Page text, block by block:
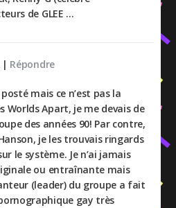
de GLEE …
| Répondre
mais ce n’est pas la
Worlds Apart, je me devais de
des années 90! Par contre,
je les trouvais ringards
le système. Je n’ai jamais
ou entraînante mais
(leader) du groupe a fait
gay très